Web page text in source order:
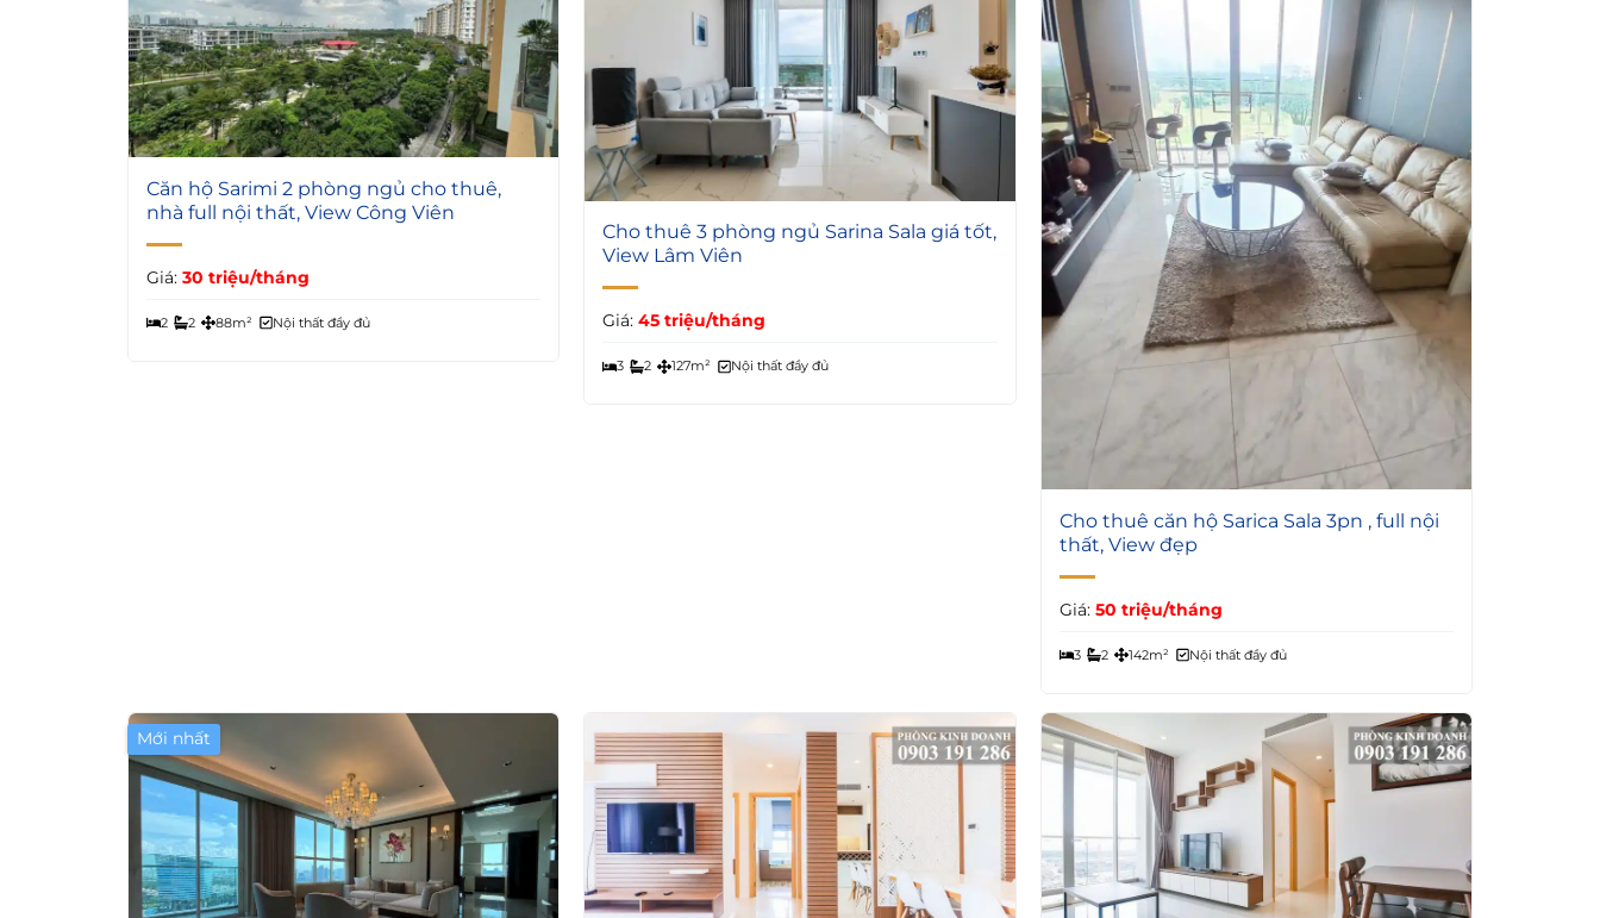
4
Căn hộ Sarimi 2 phòng ngủ cho thuê,
nhà full nội thất, View Công Viên
Giá: 30 triệu/tháng
2 2 88m² Nội thất đầy đủ
5
Cho thuê 3 phòng ngủ Sarina Sala giá tốt,
View Lâm Viên
Giá:45 triệu/tháng
3 2 127m² Nội thất đầy đủ
8
Cho thuê căn hộ Sarica Sala 3pn , full nội
thất, View đẹp
Giá: 50 triệu/tháng
3 2 142m² Nội thất đầy đủ
Mới nhất